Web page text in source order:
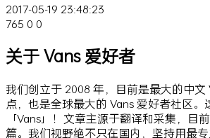
2017-05-19 23:48:23
765 0 0
关于 Vans 爱好者
我们创立于 2008 年，目前是最大的中文
点，也是全球最大的 Vans 爱好者社区
「Vans」！文章主源于翻译和采集，目
篇。我们视野绝不只在国内，坚持用最